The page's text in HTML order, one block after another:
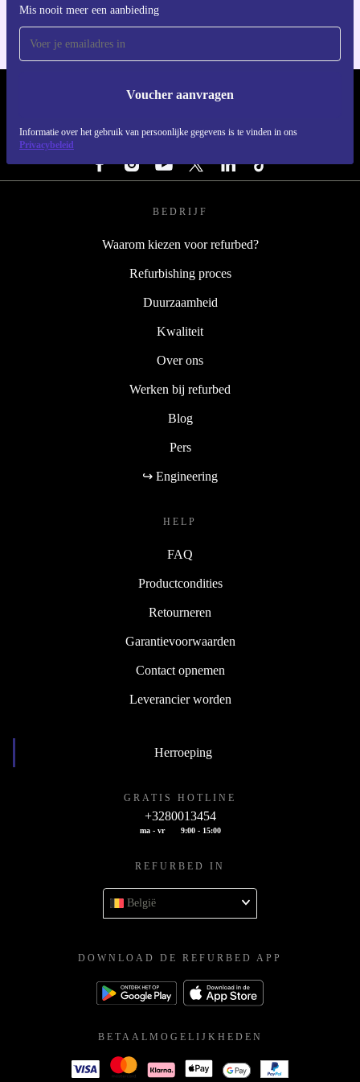
Mis nooit meer een aanbieding
Voucher aanvragen
Informatie over het gebruik van persoonlijke gegevens is te vinden in ons
Privacybeleid
REFURBED NEDERLAND - RETHINK NEW.
VOLG ONS
BEDRIJF
Waarom kiezen voor refurbed?
Refurbishing proces
Duurzaamheid
Kwaliteit
Over ons
Werken bij refurbed
Blog
Pers
↪ Engineering
HELP
FAQ
Productcondities
Retourneren
Garantievoorwaarden
Contact opnemen
Leverancier worden
Herroeping
GRATIS HOTLINE
+3280013454
ma - vr 9:00 - 15:00
REFURBED IN
België
DOWNLOAD DE REFURBED APP
BETAALMOGELIJKHEDEN